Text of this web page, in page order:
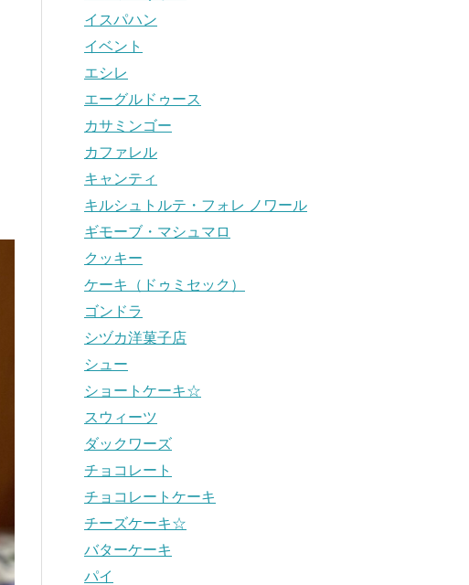
イスパハン
イベント
エシレ
エーグルドゥース
カサミンゴー
カファレル
キャンティ
キルシュトルテ・フォレ ノワール
ギモーブ・マシュマロ
クッキー
ケーキ（ドゥミセック）
ゴンドラ
シヅカ洋菓子店
シュー
ショートケーキ☆
スウィーツ
ダックワーズ
チョコレート
チョコレートケーキ
チーズケーキ☆
バターケーキ
パイ